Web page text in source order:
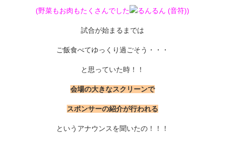
(野菜もお肉もたくさんでした )
試合が始まるまでは
ご飯食べてゆっくり過ごそう・・・
と思っていた時！！
会場の大きなスクリーンで
スポンサーの紹介が行われる
というアナウンスを聞いたの！！！